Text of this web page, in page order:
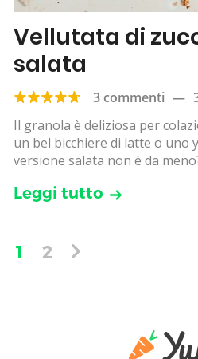
Vellutata di
salata
3 commenti —
Il granola è deliziosa per
un bel bicchiere di latte o uno
versione salata non è da
Leggi tutto
1 2